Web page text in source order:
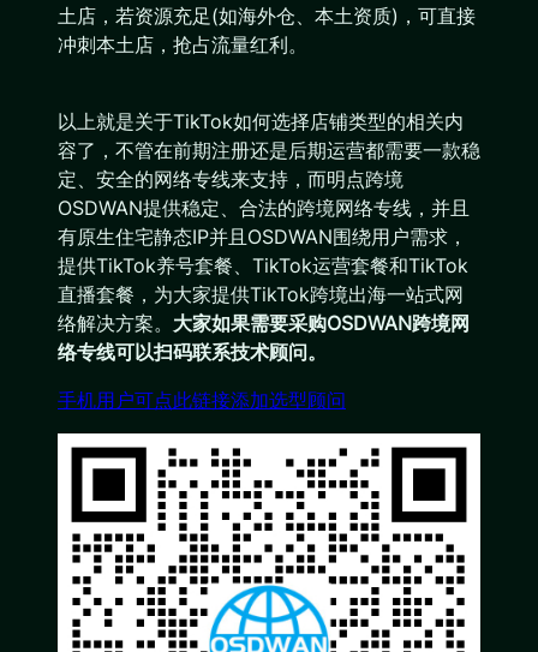
土店，若资源充足(如海外仓、本土资质)，可直接
冲刺本土店，抢占流量红利。
以上就是关于TikTok如何选择店铺类型的相关内
容了，不管在前期注册还是后期运营都需要一款稳
定、安全的网络专线来支持，而明点跨境
OSDWAN提供稳定、合法的跨境网络专线，并且
有原生住宅静态IP并且OSDWAN围绕用户需求，
提供TikTok养号套餐、TikTok运营套餐和TikTok
直播套餐，为大家提供TikTok跨境出海一站式网
络解决方案。 大家如果需要采购OSDWAN跨境网
络专线可以扫码联系技术顾问。
手机用户可点此链接添加选型顾问